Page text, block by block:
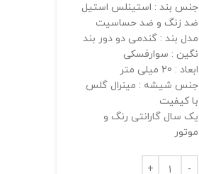
جنس بند : استینلس استیل
ضد زنگ و ضد حساسیت
مدل بند : گندمی دو دور بند
نگین : سوارفسکی
ابعاد : 20 میلی متر
جنس شیشه : مینرال گلس
با کیفیت
یک سال گارانتی رنگ و
موتور